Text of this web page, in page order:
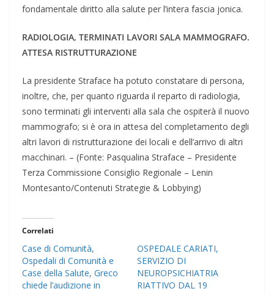
fondamentale diritto alla salute per l’intera fascia jonica.
RADIOLOGIA, TERMINATI LAVORI SALA MAMMOGRAFO.
ATTESA RISTRUTTURAZIONE
La presidente Straface ha potuto constatare di persona,
inoltre, che, per quanto riguarda il reparto di radiologia,
sono terminati gli interventi alla sala che ospiterà il nuovo
mammografo; si è ora in attesa del completamento degli
altri lavori di ristrutturazione dei locali e dell’arrivo di altri
macchinari. – (Fonte: Pasqualina Straface – Presidente
Terza Commissione Consiglio Regionale – Lenin
Montesanto/Contenuti Strategie & Lobbying)
Correlati
Case di Comunità,
Ospedali di Comunità e
Case della Salute, Greco
chiede l’audizione in
OSPEDALE CARIATI,
SERVIZIO DI
NEUROPSICHIATRIA
RIATTIVO DAL 19